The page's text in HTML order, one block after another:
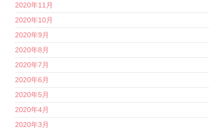
2020年11月
2020年10月
2020年9月
2020年8月
2020年7月
2020年6月
2020年5月
2020年4月
2020年3月